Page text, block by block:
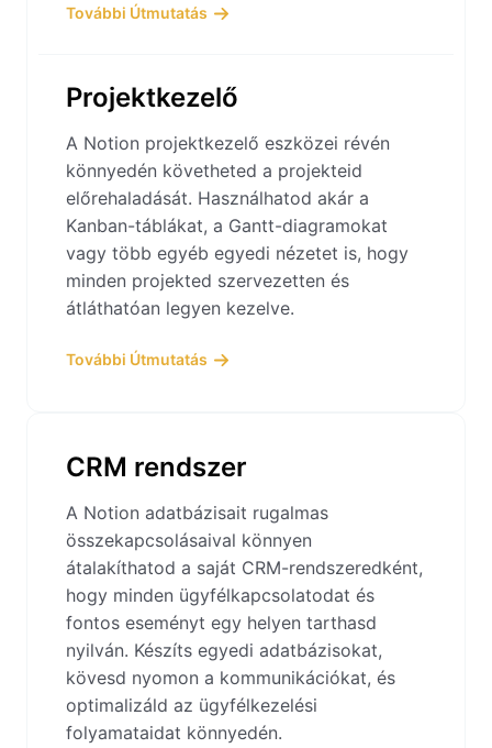
További Útmutatás
Projektkezelő
A Notion projektkezelő eszközei révén
könnyedén követheted a projekteid
előrehaladását. Használhatod akár a
Kanban-táblákat, a Gantt-diagramokat
vagy több egyéb egyedi nézetet is, hogy
minden projekted szervezetten és
átláthatóan legyen kezelve.
További Útmutatás
CRM rendszer
A Notion adatbázisait rugalmas
összekapcsolásaival könnyen
átalakíthatod a saját CRM-rendszeredként,
hogy minden ügyfélkapcsolatodat és
fontos eseményt egy helyen tarthasd
nyilván. Készíts egyedi adatbázisokat,
kövesd nyomon a kommunikációkat, és
optimalizáld az ügyfélkezelési
folyamataidat könnyedén.